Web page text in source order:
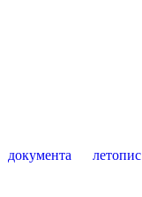
документа летопис